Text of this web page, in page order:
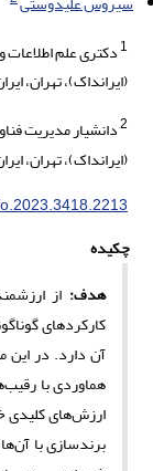
1دکتری علم
(ایرانداک)، تهران،
2دانشیار مدیریت
(ایرانداک)، تهران،
چکیده
هدف: از
کارکردهای
آن دارد. در این
هماوردی با
ارزش‌های کلیدی